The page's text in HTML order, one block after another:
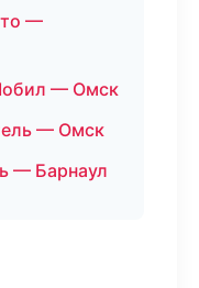
—
— Омск
— Омск
— Барнаул